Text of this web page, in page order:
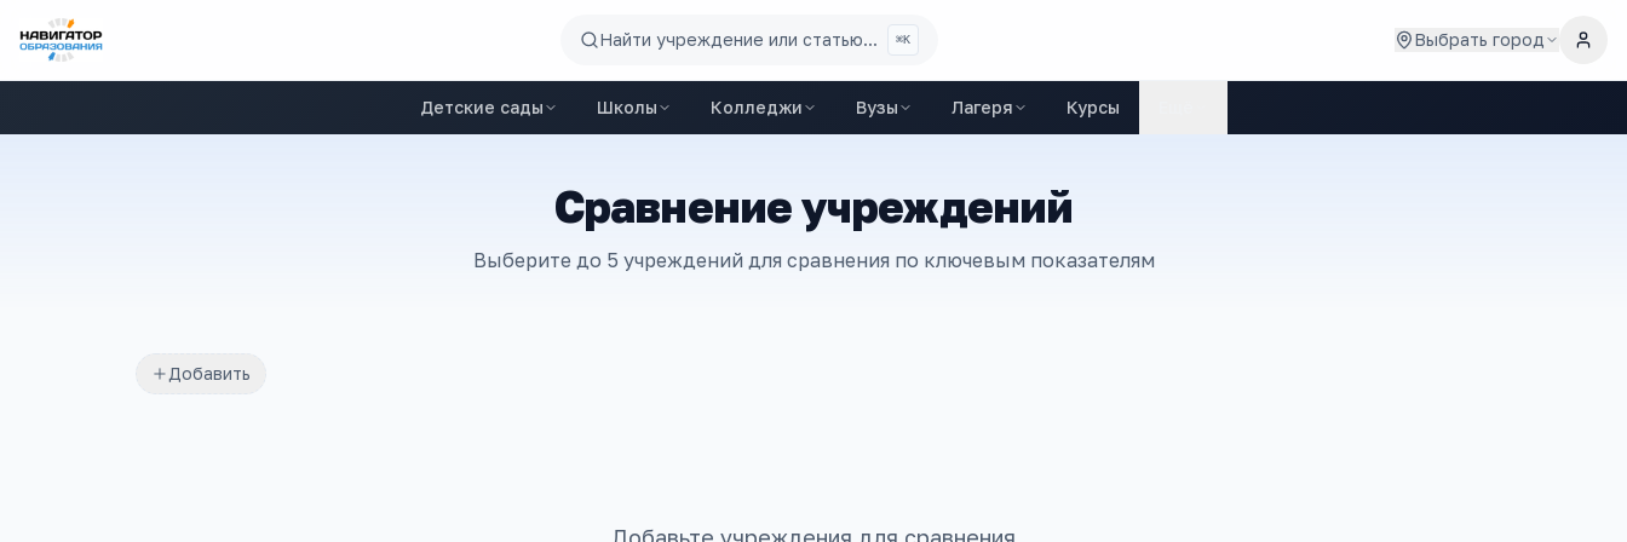
Найти учреждение или статью... ⌘K Выбрать город
Детские сады Школы Колледжи Вузы Лагеря Курсы
Сравнение учреждений
Выберите до 5 учреждений для сравнения по ключевым показателям
Добавить